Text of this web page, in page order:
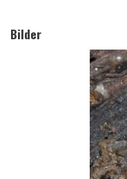
Bilder